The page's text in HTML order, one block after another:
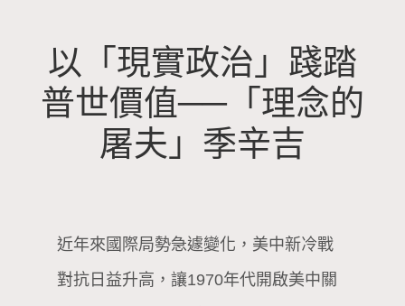
以「現實政治」踐踏
普世價值──「理念的
屠夫」季辛吉
近年來國際局勢急遽變化，美中新冷戰
對抗日益升高，讓1970年代開啟美中關